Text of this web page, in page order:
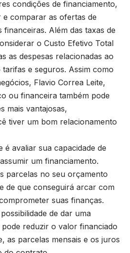
condições de financiamento,
e comparar as ofertas de
financeiras. Além das taxas de
o Custo Efetivo Total
as despesas relacionadas ao
e seguros. Assim como
Flavio Correa Leite,
ou financeira também pode
mais vantajosas,
tiver um bom relacionamento
é avaliar sua capacidade de
um financiamento.
parcelas no seu orçamento
de que conseguirá arcar com
suas finanças.
de dar uma
reduzir o valor financiado
as parcelas mensais e os juros